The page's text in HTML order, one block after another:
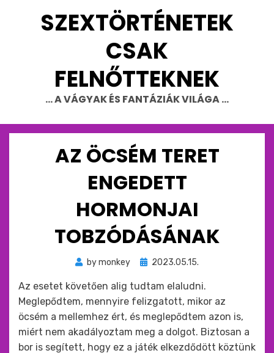
SZEXTÖRTÉNETEK
CSAK
FELNŐTTEKNEK
… A VÁGYAK ÉS FANTÁZIÁK VILÁGA …
AZ ÖCSÉM TERET
ENGEDETT
HORMONJAI
TOBZÓDÁSÁNAK
bymonkey
Beküldve
:
2023.05.15.
Az esetet követően alig tudtam elaludni.
Meglepődtem, mennyire felizgatott, mikor az
öcsém a mellemhez ért, és meglepődtem azon is,
miért nem akadályoztam meg a dolgot. Biztosan a
bor is segített, hogy ez a játék elkezdődött köztünk